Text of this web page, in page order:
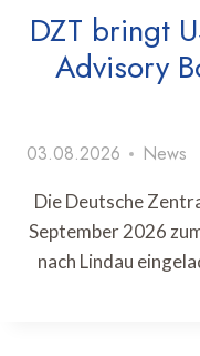
DZT bringt
Advisory
03.08.2026 News
Die Deutsche
September 2026
nach Lindau